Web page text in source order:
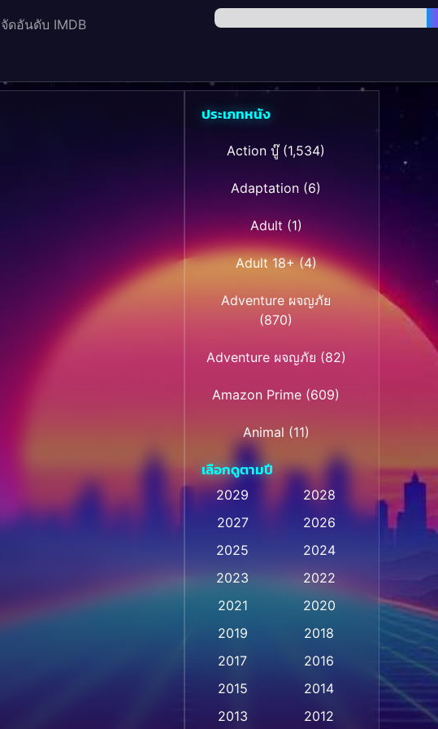
จัดอันดับ IMDB
ประเภทหนัง
Action บู๊(1,534)
Adaptation (6)
Adult(1)
Adult 18+(4)
Adventure ผจญภัย
(870)
Adventure ผจญภัย (82)
Amazon Prime (609)
Animal (11)
Animation การ์ตูน (28)
Animation การ์ตูน
Animation อนิเมชั่น(1)
Animation แอนิเมชั่น(1)
Anthology (2)
เลือกดูตามปี
2029
2028
2027
2026
2025
2024
2023
2022
2021
2020
2019
2018
2017
2016
2015
2014
2013
2012